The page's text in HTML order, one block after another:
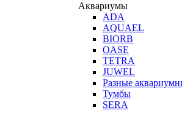
Аквариумы
ADA
AQUAEL
BIORB
OASE
TETRA
JUWEL
Разные
Тумбы
SERA